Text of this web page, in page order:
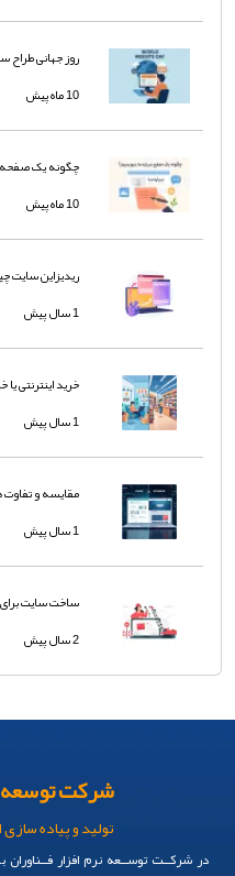
روز جهانی طراح
10 ماه پیش
چگونه یک صفحه
10 ماه پیش
ریدیزاین سایت
1 سال پیش
خرید اینترنتی
1 سال پیش
مقایسه و تفاوت
1 سال پیش
ساخت سایت برای
2 سال پیش
شرکت توسعه
تولید و پیاده
در شرکــت توســعه نرم افزار